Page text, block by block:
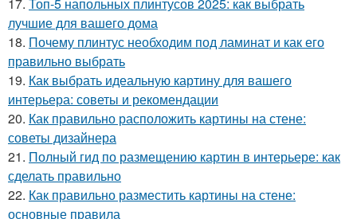
17. Топ-5 напольных плинтусов 2025: как выбрать
лучшие для вашего дома
18. Почему плинтус необходим под ламинат и как его
правильно выбрать
19. Как выбрать идеальную картину для вашего
интерьера: советы и рекомендации
20. Как правильно расположить картины на стене:
советы дизайнера
21. Полный гид по размещению картин в интерьере: как
сделать правильно
22. Как правильно разместить картины на стене:
основные правила